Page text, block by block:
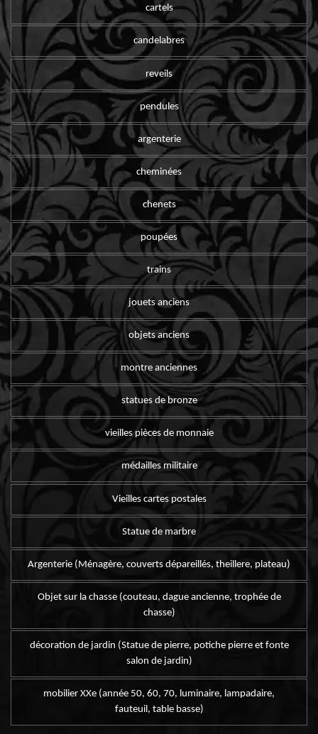
cartels
candelabres
reveils
pendules
argenterie
cheminées
chenets
poupées
trains
jouets anciens
objets anciens
montre anciennes
statues de bronze
vieilles pièces de monnaie
médailles militaire
Vieilles cartes postales
Statue de marbre
Argenterie (Ménagère, couverts dépareillés, theillere, plateau)
Objet sur la chasse (couteau, dague ancienne, trophée de
chasse)
décoration de jardin (Statue de pierre, potiche pierre et fonte
salon de jardin)
mobilier XXe (année 50, 60, 70, luminaire, lampadaire,
fauteuil, table basse)